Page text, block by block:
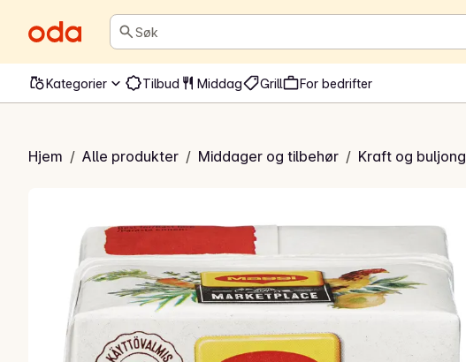
Søk
Kategorier Tilbud Middag Grill For bedrifter
Hjem / Alle produkter / Middager og tilbehør / Kraft og buljong
kyllingkraft